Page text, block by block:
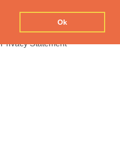
Ok
Privacy Statement